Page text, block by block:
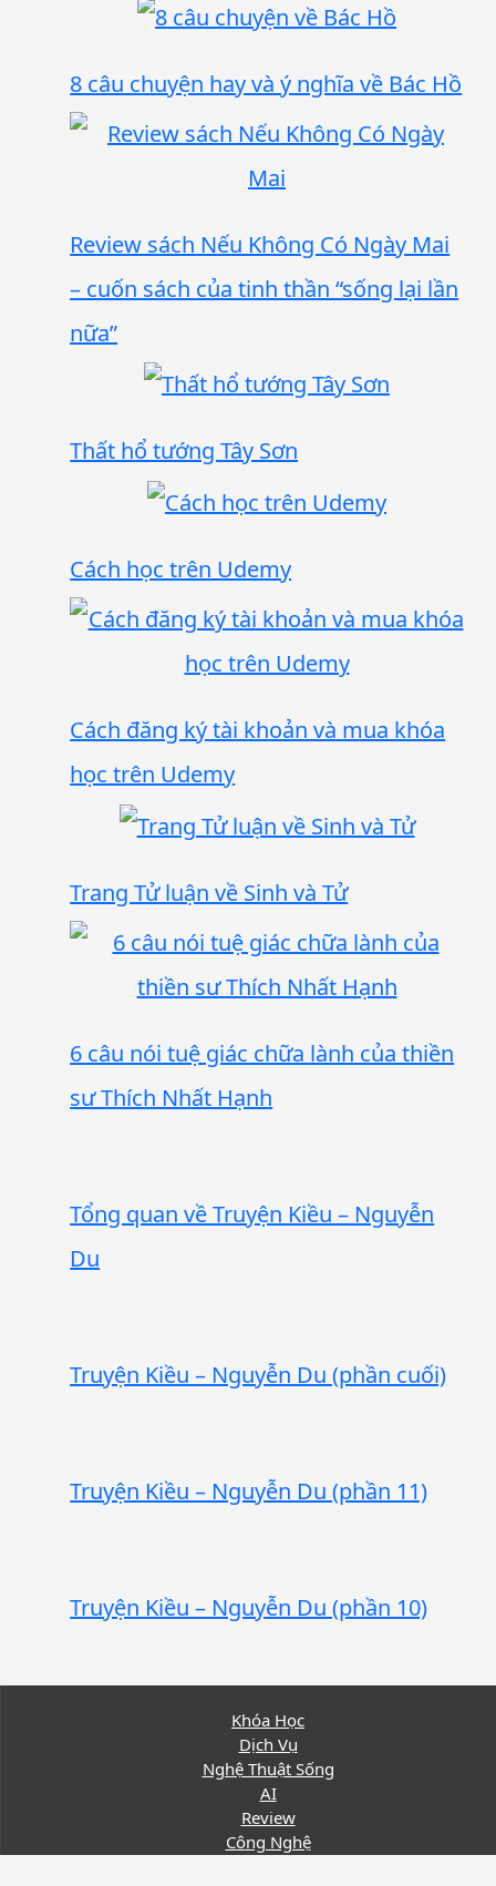
8 câu chuyện hay và ý nghĩa về Bác Hồ
Review sách Nếu Không Có Ngày Mai
– cuốn sách của tinh thần “sống lại lần
nữa”
Thất hổ tướng Tây Sơn
Cách học trên Udemy
Cách đăng ký tài khoản và mua khóa
học trên Udemy
Trang Tử luận về Sinh và Tử
6 câu nói tuệ giác chữa lành của thiền
sư Thích Nhất Hạnh
Tổng quan về Truyện Kiều – Nguyễn
Du
Truyện Kiều – Nguyễn Du (phần cuối)
Truyện Kiều – Nguyễn Du (phần 11)
Truyện Kiều – Nguyễn Du (phần 10)
Khóa Học
Dịch Vụ
Nghệ Thuật Sống
AI
Review
Công Nghệ